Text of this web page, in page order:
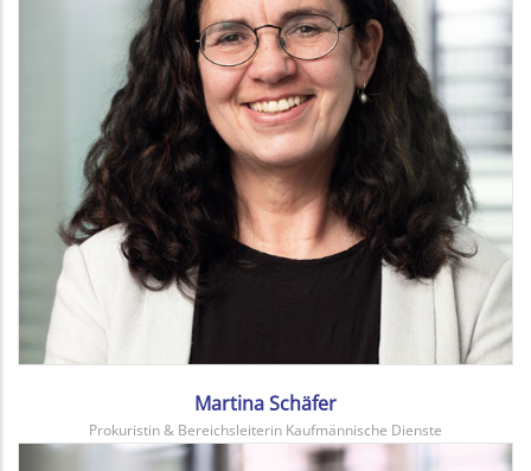
Martina Schäfer
Prokuristin & Bereichsleiterin Kaufmännische Dienste